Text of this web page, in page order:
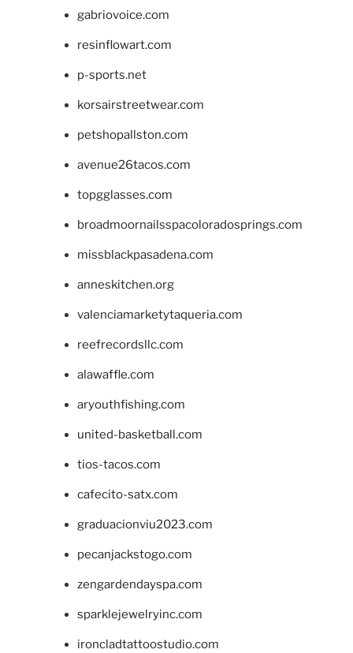
gabriovoice.com
resinflowart.com
p-sports.net
korsairstreetwear.com
petshopallston.com
avenue26tacos.com
topgglasses.com
broadmoornailsspacoloradosprings.com
missblackpasadena.com
anneskitchen.org
valenciamarketytaqueria.com
reefrecordsllc.com
alawaffle.com
aryouthfishing.com
united-basketball.com
tios-tacos.com
cafecito-satx.com
graduacionviu2023.com
pecanjackstogo.com
zengardendayspa.com
sparklejewelryinc.com
ironcladtattoostudio.com